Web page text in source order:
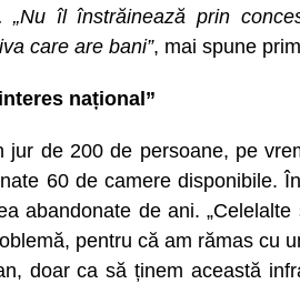
„Nu îl înstrăinează prin
care are bani”, mai spune
național”
de 200 de persoane, pe
60 de camere disponibile.
abandonate de ani.
pentru că am rămas cu
doar ca să ținem această